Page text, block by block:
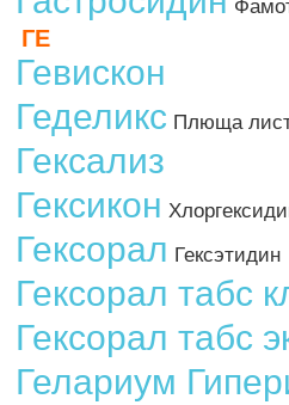
ГЕ
Гевискон
Геделикс Плюща
Гексализ
Гексикон
Гексорал Гексэтидин
Гексорал табс
Гексорал табс
Гелариум